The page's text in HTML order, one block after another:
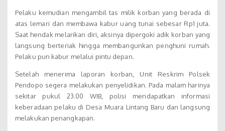
Pelaku kemudian mengambil tas milik korban yang berada di
atas lemari dan membawa kabur uang tunai sebesar Rp1 juta.
Saat hendak melarikan diri, aksinya dipergoki adik korban yang
langsung berteriak hingga membangunkan penghuni rumah.
Pelaku pun kabur melalui pintu depan.
Setelah menerima laporan korban, Unit Reskrim Polsek
Pendopo segera melakukan penyelidikan. Pada malam harinya
sekitar pukul 23.00 WIB, polisi mendapatkan informasi
keberadaan pelaku di Desa Muara Lintang Baru dan langsung
melakukan penangkapan.